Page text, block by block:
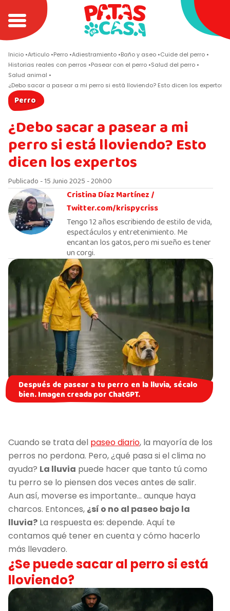
Inicio Articulo Perro Adiestramiento Baño y aseo Cuide del perro
Historias reales con perros
Pasear con el perro Salud del perro
Salud animal
¿Debo sacar a pasear a mi perro si está lloviendo? Esto dicen los expertos
Perro
¿Debo sacar a pasear a mi
perro si está lloviendo? Esto
dicen los expertos
Publicado - 15 Junio 2025 - 20h00
Cristina Díaz Martínez /
Twitter.com/krispycriss
Tengo 12 años escribiendo de estilo de vida,
espectáculos y entretenimiento. Me
encantan los gatos, pero mi sueño es tener
un corgi.
Después de pasear a tu perro en la lluvia, sécalo
bien. Imagen creada por ChatGPT.
Cuando se trata del paseo diario, la mayoría de los
perros no perdona. Pero, ¿qué pasa si el clima no
ayuda? La lluvia puede hacer que tanto tú como
tu perro se lo piensen dos veces antes de salir.
Aun así, moverse es importante… aunque haya
charcos. Entonces, ¿sí o no al paseo bajo la
lluvia? La respuesta es: depende. Aquí te
contamos qué tener en cuenta y cómo hacerlo
más llevadero.
¿Se puede sacar al perro si está
lloviendo?